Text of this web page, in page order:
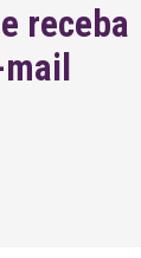
receba